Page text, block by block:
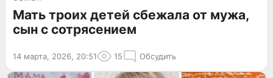
Мать троих детей сбежала от мужа,
сын с сотрясением
14 марта, 2026, 20:51 15 Обсудить